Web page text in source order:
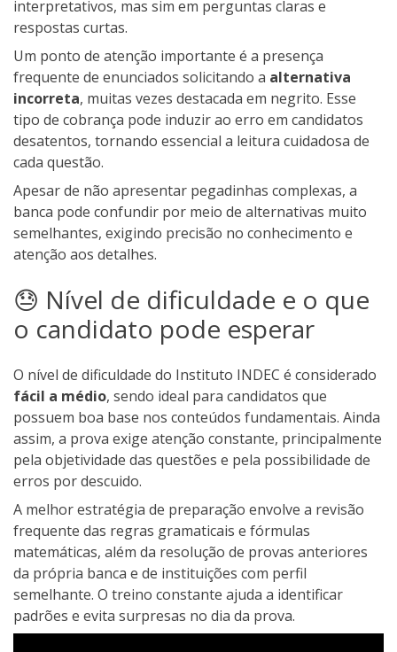
interpretativos, mas sim em perguntas claras e
respostas curtas.
Um ponto de atenção importante é a presença
frequente de enunciados solicitando a alternativa
incorreta, muitas vezes destacada em negrito. Esse
tipo de cobrança pode induzir ao erro em candidatos
desatentos, tornando essencial a leitura cuidadosa de
cada questão.
Apesar de não apresentar pegadinhas complexas, a
banca pode confundir por meio de alternativas muito
semelhantes, exigindo precisão no conhecimento e
atenção aos detalhes.
😓 Nível de dificuldade e o que
o candidato pode esperar
O nível de dificuldade do Instituto INDEC é considerado
fácil a médio, sendo ideal para candidatos que
possuem boa base nos conteúdos fundamentais. Ainda
assim, a prova exige atenção constante, principalmente
pela objetividade das questões e pela possibilidade de
erros por descuido.
A melhor estratégia de preparação envolve a revisão
frequente das regras gramaticais e fórmulas
matemáticas, além da resolução de provas anteriores
da própria banca e de instituições com perfil
semelhante. O treino constante ajuda a identificar
padrões e evita surpresas no dia da prova.